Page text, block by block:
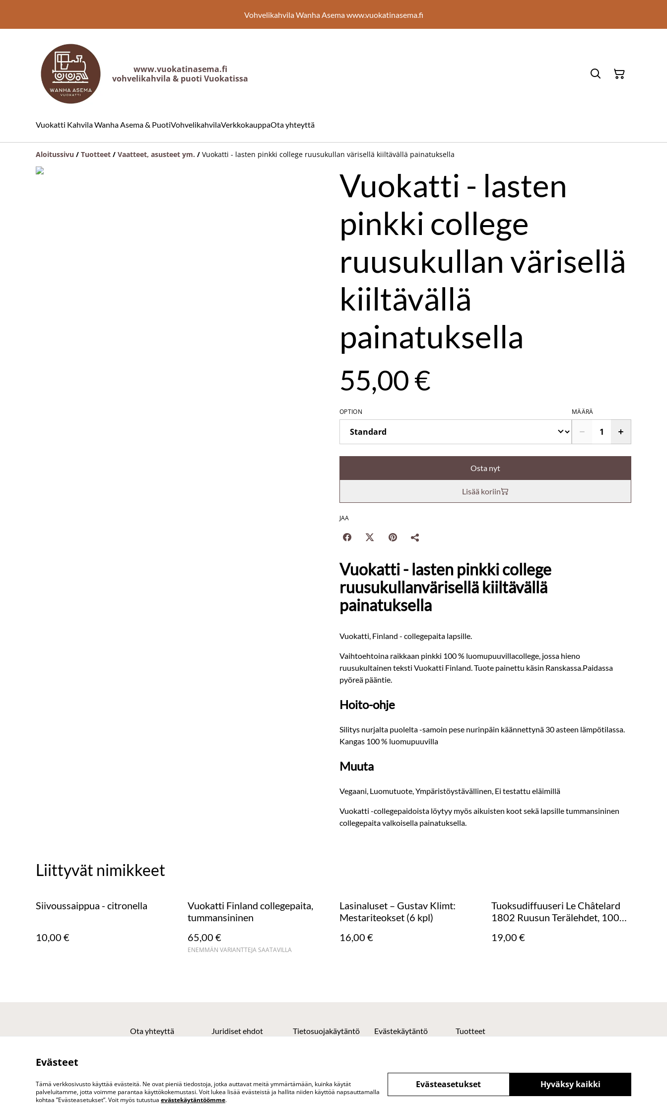
Vohvelikahvila Wanha Asema www.vuokatinasema.fi
www.vuokatinasema.fi
vohvelikahvila & puoti Vuokatissa
Vuokatti Kahvila Wanha Asema & PuotiVohvelikahvilaVerkkokauppaOta yhteyttä
Aloitussivu / Tuotteet / Vaatteet, asusteet ym. / Vuokatti - lasten pinkki college ruusukullan värisellä kiiltävällä painatuksella
Vuokatti - lasten
pinkki college
ruusukullan värisellä
kiiltävällä
painatuksella
55,00 €
OPTION MÄÄRÄ
Osta nyt
Lisää koriin
JAA
Vuokatti - lasten pinkki college
ruusukullanvärisellä kiiltävällä
painatuksella
Vuokatti, Finland - collegepaita lapsille.
Vaihtoehtoina raikkaan pinkki 100 % luomupuuvillacollege, jossa hieno
ruusukultainen teksti Vuokatti Finland. Tuote painettu käsin Ranskassa.Paidassa
pyöreä pääntie.
Hoito-ohje
Silitys nurjalta puolelta -samoin pese nurinpäin käännettynä 30 asteen lämpötilassa.
Kangas 100 % luomupuuvilla
Muuta
Vegaani, Luomutuote, Ympäristöystävällinen, Ei testattu eläimillä
Vuokatti -collegepaidoista löytyy myös aikuisten koot sekä lapsille tummansininen
collegepaita valkoisella painatuksella.
Liittyvät nimikkeet
Siivoussaippua - citronella
10,00 €
Vuokatti Finland collegepaita,
tummansininen
65,00 €
ENEMMÄN VARIANTTEJA SAATAVILLA
Lasinaluset – Gustav Klimt:
Mestariteokset (6 kpl)
16,00 €
Tuoksudiffuuseri Le Châtelard
1802 Ruusun Terälehdet, 100
19,00 €
Ota yhteyttä Juridiset ehdot Tietosuojakäytäntö Evästekäytäntö Tuotteet
©2026 www.vuokatinasema.fi vohvelikahvila & puoti Vuokatissa
Evästeet
Tämä verkkosivusto käyttää evästeitä. Ne ovat pieniä tiedostoja, jotka auttavat meitä ymmärtämään, kuinka käytät
palveluitamme, jotta voimme parantaa käyttökokemustasi. Voit lukea lisää evästeistä ja hallita niiden käyttöä napsauttamalla
kohtaa ”Evästeasetukset”. Voit myös tutustua evästekäytäntöömme.
Hyväksy kaikki
Evästeasetukset